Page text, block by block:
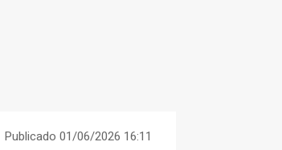
Publicado 01/06/2026 16:11